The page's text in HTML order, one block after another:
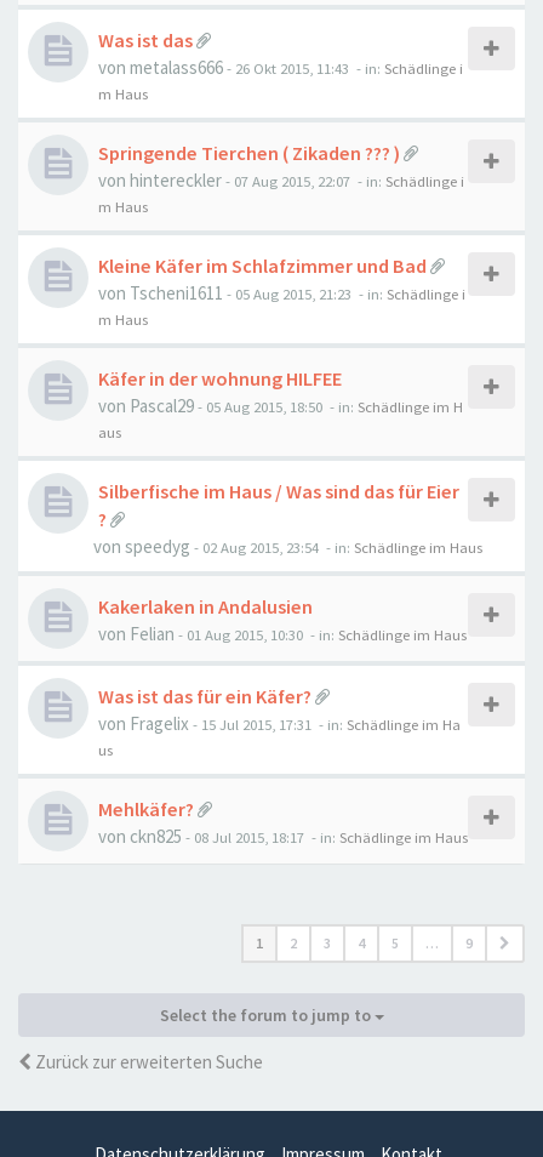
Was ist das
von metalass666- 26 Okt 2015, 11:43 - in: Schädlinge i
m Haus
Springende Tierchen ( Zikaden ??? )
von hintereckler- 07 Aug 2015, 22:07 - in: Schädlinge i
m Haus
Kleine Käfer im Schlafzimmer und Bad
von Tscheni1611 - 05 Aug 2015, 21:23 - in: Schädlinge i
m Haus
Käfer in der wohnung HILFEE
von Pascal29- 05 Aug 2015, 18:50 - in: Schädlinge im H
aus
Silberfische im Haus / Was sind das für Eier
?
von speedyg - 02 Aug 2015, 23:54 - in: Schädlinge im Haus
Kakerlaken in Andalusien
von Felian - 01 Aug 2015, 10:30 - in: Schädlinge im Haus
Was ist das für ein Käfer?
von Fragelix - 15 Jul 2015, 17:31 - in: Schädlinge im Ha
us
Mehlkäfer?
von ckn825 - 08 Jul 2015, 18:17 - in: Schädlinge im Haus
1 2 3 4 5 … 9
Select the forum to jump to
Zurück zur erweiterten Suche